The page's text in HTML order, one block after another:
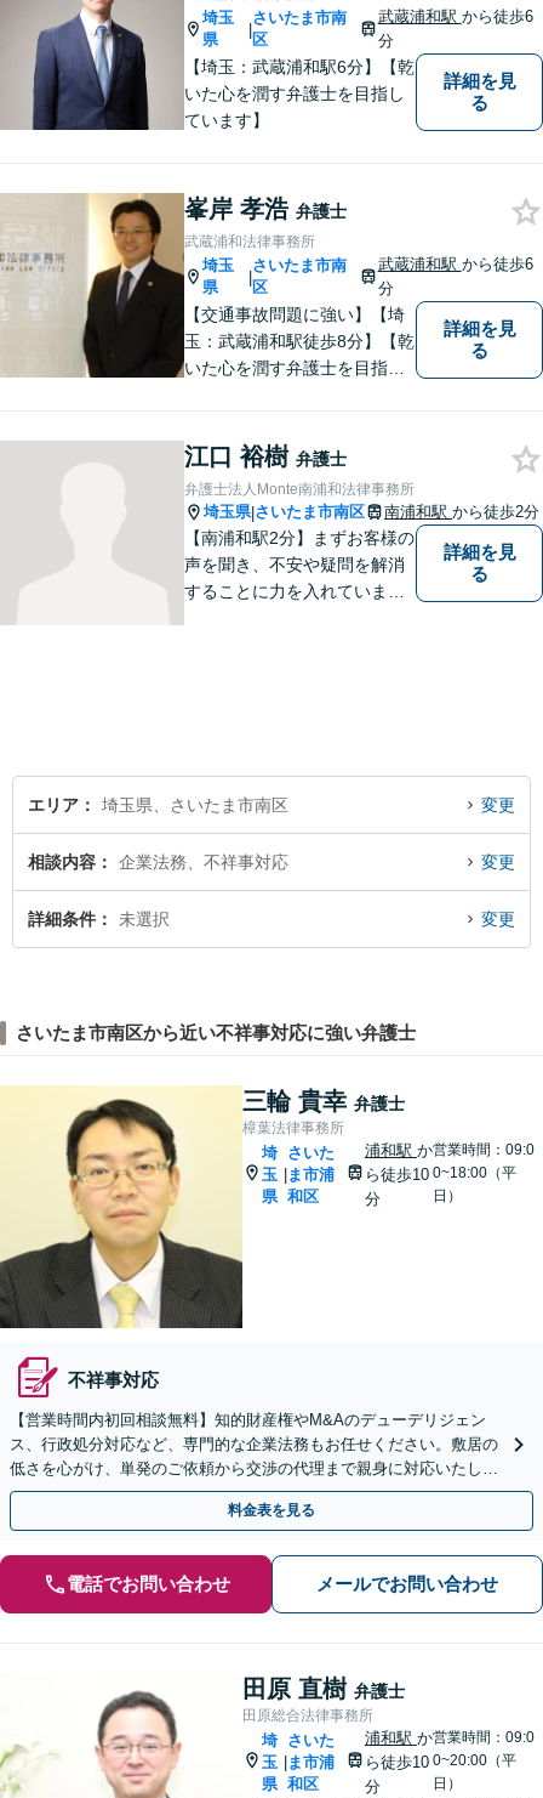
埼玉
県
|
さいたま市南
区
武蔵浦和駅 から徒歩6
分
【埼玉：武蔵浦和駅6分】【乾
いた心を潤す弁護士を目指し
ています】
詳細を見
る
峯岸 孝浩 弁護士
武蔵浦和法律事務所
埼玉
県
|
さいたま市南
区
武蔵浦和駅 から徒歩6
分
【交通事故問題に強い】【埼
玉：武蔵浦和駅徒歩8分】【乾
いた心を潤す弁護士を目指し
者の方にとって相手の出方が
わかる弁護士です。
詳細を見
る
江口 裕樹 弁護士
弁護士法人Monte南浦和法律事務所
埼玉県|さいたま市南区 南浦和駅 から徒歩2分
【南浦和駅2分】まずお客様の
声を聞き、不安や疑問を解消
することに力を入れていま
い。
詳細を見
る
エリア 埼玉県、さいたま市南区 変更
相談内容 企業法務、不祥事対応 変更
詳細条件 未選択 変更
さいたま市南区から近い不祥事対応に強い弁護士
三輪 貴幸 弁護士
樟葉法律事務所
埼
玉
県
さいた
ま市浦
和区
浦和駅 か
ら徒歩10
分
営業時間：09:0
0~18:00（平
日）
不祥事対応
【営業時間内初回相談無料】知的財産権やM&Aのデューデリジェン
ス、行政処分対応など、専門的な企業法務もお任せください。敷居の
低さを心がけ、単発のご依頼から交渉の代理まで親身に対応いたしま
す。問題が複雑化する前に気軽にご相談を。
料金表を見る
電話でお問い合わせ メールでお問い合わせ
田原 直樹 弁護士
田原総合法律事務所
埼
玉
県
さいた
ま市浦
和区
浦和駅 か
ら徒歩10
分
営業時間：09:0
0~20:00（平
日）